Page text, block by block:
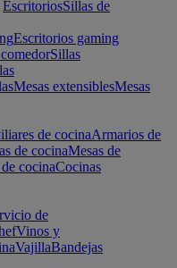
EscritoriosSillas de
Escritorios gaming
Sillas
Mesas extensiblesMesas
de cocinaArmarios de
de cocinaMesas de
cocinaCocinas
de
Vinos y
VajillaBandejas